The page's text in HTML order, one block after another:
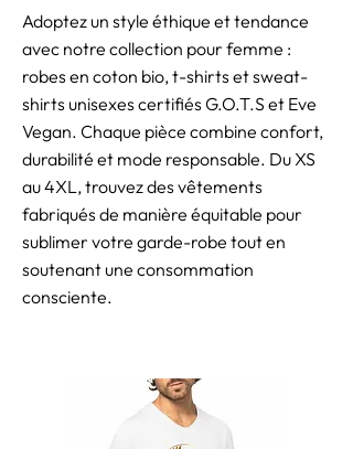
Adoptez un style éthique et tendance
avec notre collection pour femme :
robes en coton bio, t-shirts et sweat-
shirts unisexes certifiés G.O.T.S et Eve
Vegan. Chaque pièce combine confort,
durabilité et mode responsable. Du XS
au 4XL, trouvez des vêtements
fabriqués de manière équitable pour
sublimer votre garde-robe tout en
soutenant une consommation
consciente.